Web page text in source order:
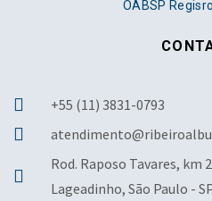
OABSP
+55 (11) 3831-0793
Rod. Raposo Tavares, km
Lageadinho, São Paulo -